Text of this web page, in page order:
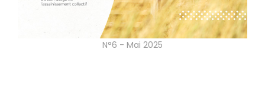
N°6 - Mai 2025